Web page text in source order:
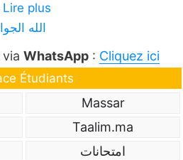
Lire plus
الله
WhatsApp : Cliquez ici
Étudiants
Massar
Taalim.ma
امتحانات